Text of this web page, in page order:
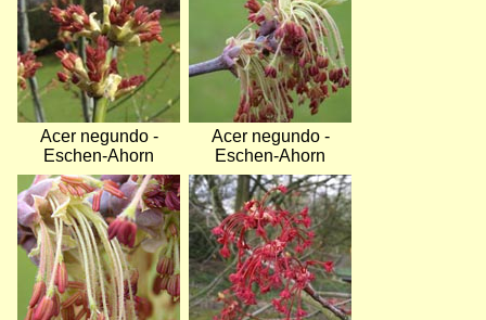
Acer negundo -
Eschen-Ahorn
Acer negundo -
Eschen-Ahorn
Bild
Bild